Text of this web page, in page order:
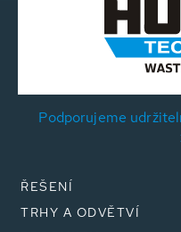
Podporujeme
ŘEŠENÍ
TRHY A ODVĚTVÍ